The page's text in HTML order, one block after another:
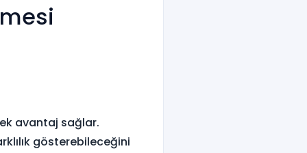
avantaj sağlar.
gösterebileceğini